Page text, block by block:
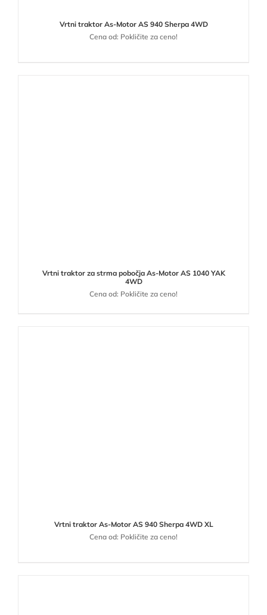
Vrtni traktor As-Motor AS 940 Sherpa 4WD
Cena od: Pokličite za ceno!
Vrtni traktor za strma pobočja As-Motor AS 1040 YAK
4WD
Cena od: Pokličite za ceno!
Vrtni traktor As-Motor AS 940 Sherpa 4WD XL
Cena od: Pokličite za ceno!